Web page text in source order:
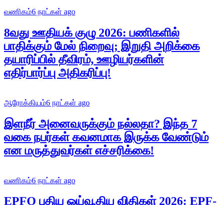
வணிகம்6 நாட்கள் ago
8வது ஊதியக் குழு 2026: பணிகளில்
பாதிக்கும் மேல் நிறைவு; இறுதி அறிக்கை
தயாரிப்பில் தீவிரம், ஊழியர்களின்
எதிர்பார்ப்பு அதிகரிப்பு!
ஆரோக்கியம்6 நாட்கள் ago
இளநீர் அனைவருக்கும் நல்லதா? இந்த 7
வகை நபர்கள் கவனமாக இருக்க வேண்டும்
என மருத்துவர்கள் எச்சரிக்கை!
வணிகம்6 நாட்கள் ago
EPFO புதிய ஓய்வூதிய விதிகள் 2026: EPF-